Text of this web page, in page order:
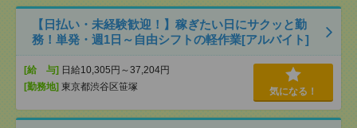
【日払い・未経験歓迎！】稼ぎたい日にサクッと勤
務！単発・週1日～自由シフトの軽作業[アルバイト]
[給 与] 日給10,305円～37,204円
[勤務地] 東京都渋谷区笹塚 気になる！